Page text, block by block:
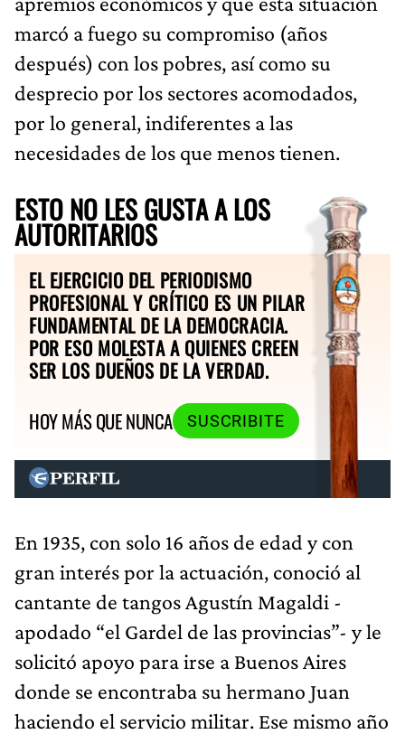
marcó a fuego su compromiso (años
después) con los pobres, así como su
desprecio por los sectores acomodados,
por lo general, indiferentes a las
necesidades de los que menos tienen.
ESTO NO LES GUSTA A LOS
AUTORITARIOS
EL EJERCICIO DEL PERIODISMO
PROFESIONAL Y CRÍTICO ES UN PILAR
FUNDAMENTAL DE LA DEMOCRACIA.
POR ESO MOLESTA A QUIENES CREEN
SER LOS DUEÑOS DE LA VERDAD.
HOY MÁS QUE NUNCA
SUSCRIBITE
En 1935, con solo 16 años de edad y con
gran interés por la actuación, conoció al
cantante de tangos Agustín Magaldi -
apodado “el Gardel de las provincias”- y le
solicitó apoyo para irse a Buenos Aires
donde se encontraba su hermano Juan
haciendo el servicio militar. Ese mismo año